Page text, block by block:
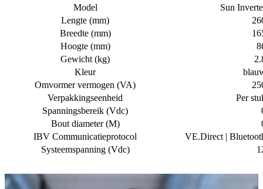
Model
Sun
Lengte (mm)
Breedte (mm)
Hoogte (mm)
Gewicht (kg)
Kleur
Omvormer vermogen (VA)
Verpakkingseenheid
Per
Spanningsbereik (Vdc)
Bout diameter (M)
IBV Communicatieprotocol
VE.Direct |
Systeemspanning (Vdc)